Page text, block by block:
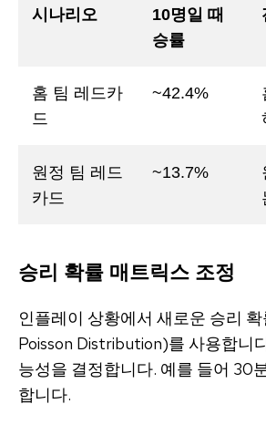
시나리오
10명일 때
승률
홈 팀 레드카
드
~42.4%
원정 팀 레드
카드
~13.7%
승리 확률 매트릭스 조정
인플레이 상황에서 새로운 승리
Poisson Distribution)를 사용합니
능성을 결정합니다. 예를 들어 30
합니다.